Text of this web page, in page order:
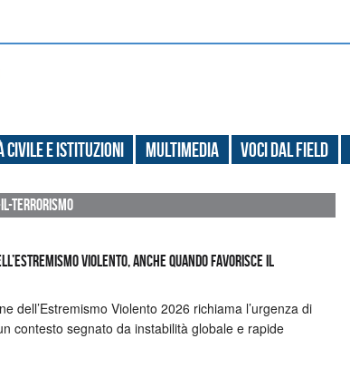
civile e Istituzioni Multimedia Voci dal field
terrorismo
violento, anche quando favorisce il
dell’Estremismo Violento 2026 richiama l’urgenza di
contesto segnato da instabilità globale e rapide